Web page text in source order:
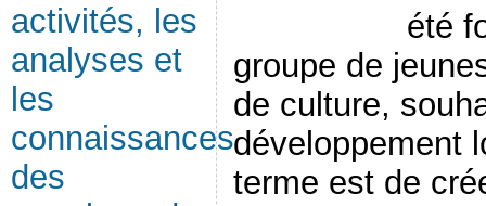
activités, les
analyses et
les
connaissances
des
été
groupe de
de culture,
développement
terme est de